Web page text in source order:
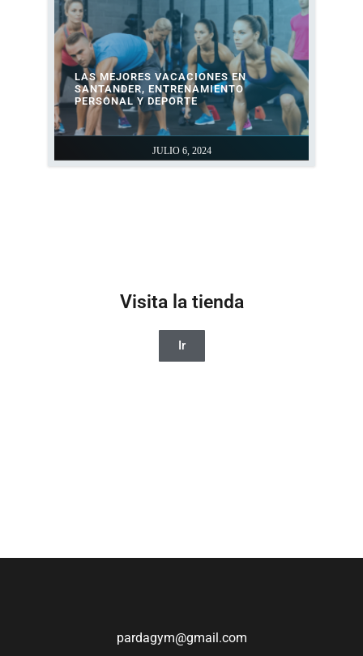
JULIO 6, 2024
LAS MEJORES VACACIONES EN
SANTANDER, ENTRENAMIENTO
PERSONAL Y DEPORTE
Visita la tienda
Ir
pardagym@gmail.com